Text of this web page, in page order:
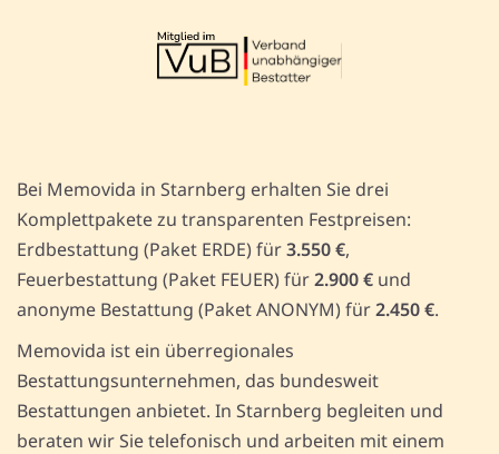
Bei Memovida in Starnberg erhalten Sie drei
Komplettpakete zu transparenten Festpreisen:
Erdbestattung (Paket ERDE) für3.550 €,
Feuerbestattung (Paket FEUER) für2.900 € und
anonyme Bestattung (Paket ANONYM) für2.450 €.
Memovida ist ein überregionales
Bestattungsunternehmen, das bundesweit
Bestattungen anbietet. In Starnberg begleiten und
beraten wir Sie telefonisch und arbeiten mit einem